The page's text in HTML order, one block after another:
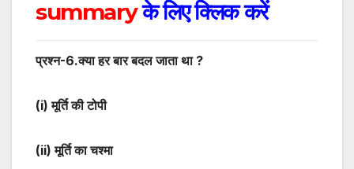
summaryके लिए क्लिक करें
प्रश्न-6.क्या हर बार बदल जाता था ?
(i) मूर्ति की टोपी
(ii) मूर्ति का चश्मा